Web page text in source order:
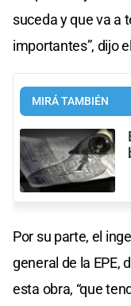
suceda y que va a
importantes”, dijo
MIRÁ TAMBIÉN
Por su parte, el
general de la EPE,
esta obra, “que